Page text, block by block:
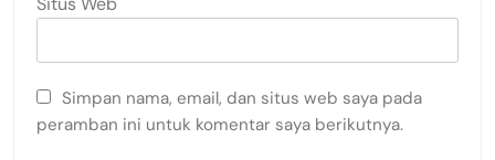
Simpan nama, email, dan situs web saya pada
peramban ini untuk komentar saya berikutnya.